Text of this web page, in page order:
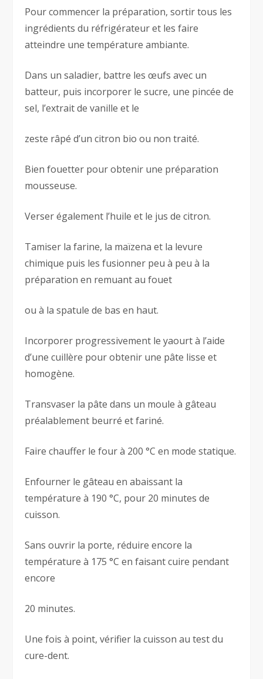
Pour commencer la préparation, sortir tous les
ingrédients du réfrigérateur et les faire
atteindre une température ambiante.
Dans un saladier, battre les œufs avec un
batteur, puis incorporer le sucre, une pincée de
sel, l’extrait de vanille et le
zeste râpé d’un citron bio ou non traité.
Bien fouetter pour obtenir une préparation
mousseuse.
Verser également l’huile et le jus de citron.
Tamiser la farine, la maïzena et la levure
chimique puis les fusionner peu à peu à la
préparation en remuant au fouet
ou à la spatule de bas en haut.
Incorporer progressivement le yaourt à l’aide
d’une cuillère pour obtenir une pâte lisse et
homogène.
Transvaser la pâte dans un moule à gâteau
préalablement beurré et fariné.
Faire chauffer le four à 200 °C en mode statique.
Enfourner le gâteau en abaissant la
température à 190 °C, pour 20 minutes de
cuisson.
Sans ouvrir la porte, réduire encore la
température à 175 °C en faisant cuire pendant
encore
20 minutes.
Une fois à point, vérifier la cuisson au test du
cure-dent.